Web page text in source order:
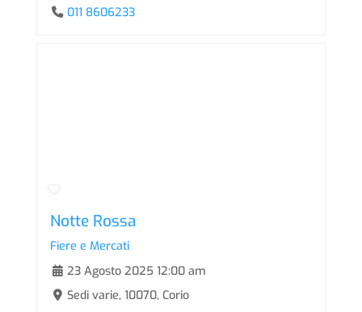
011 8606233
Notte Rossa
Fiere e Mercati
23 Agosto 2025 12:00 am
Sedi varie, 10070, Corio